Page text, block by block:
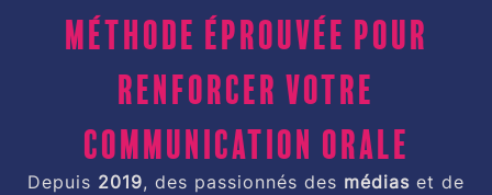
méthode éprouvée pour
renforcer votre
communication orale
Depuis 2019, des passionnés des médias et de